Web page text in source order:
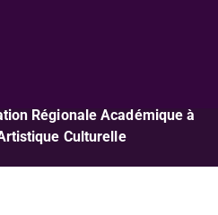
Régionale Académique à
Culturelle